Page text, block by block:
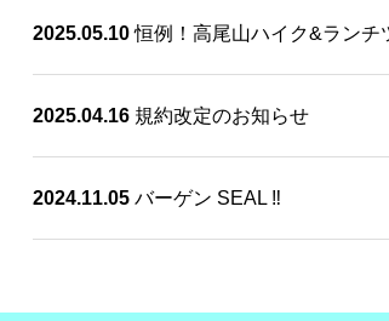
2025.05.10恒例！高尾山ハイク&ランチ
2025.04.16 規約改定のお知らせ
2024.11.05 バーゲン SEAL ‼